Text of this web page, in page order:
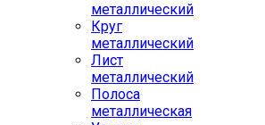
металлический
Круг
металлический
Лист
металлический
Полоса
металлическая